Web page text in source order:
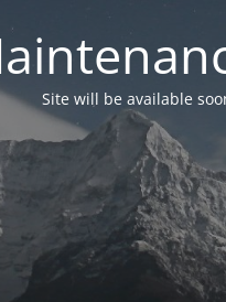
Site will be available